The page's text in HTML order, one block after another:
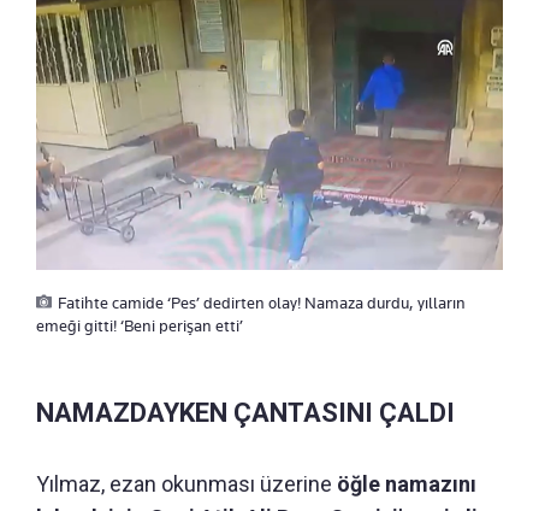
Fatihte camide ‘Pes’ dedirten olay! Namaza durdu, yılların
emeği gitti! ‘Beni perişan etti’
NAMAZDAYKEN ÇANTASINI ÇALDI
Yılmaz, ezan okunması üzerine öğle namazını